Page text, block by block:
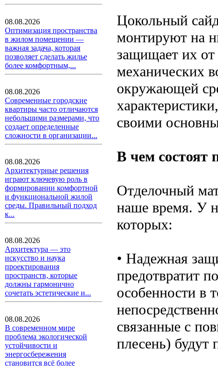
08.08.2026
Оптимизация пространства
в жилом помещении —
важная задача, которая
позволяет сделать жилье
более комфортным,...
08.08.2026
Современные городские
квартиры часто отличаются
небольшими размерами, что
создает определенные
сложности в организации...
08.08.2026
Архитектурные решения
играют ключевую роль в
формировании комфортной
и функциональной жилой
среды. Правильный подход
к...
08.08.2026
Архитектура — это
искусство и наука
проектирования
пространств, которые
должны гармонично
сочетать эстетические и...
08.08.2026
В современном мире
проблема экологической
устойчивости и
энергосбережения
становится всё более
Цокольный
монтируют на
защищает их
механических
окружающей
своими
В чем состоят
Отделочный
наше время. У
которых:
• Надежная
предотвратит
особенности в
связанные с
плесень)